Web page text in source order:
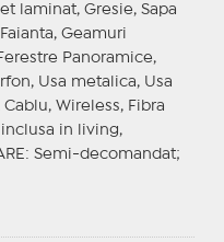
laminat, Gresie, Sapa
Geamuri
Panoramice,
Usa metalica, Usa
Wireless, Fibra
inclusa in living,
: Semi-decomandat;